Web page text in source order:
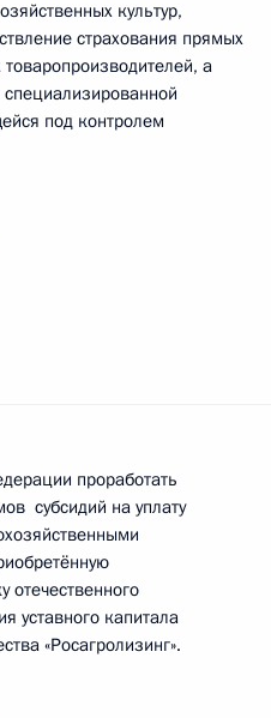
культур,
страхования прямых
а
под контролем
проработать
субсидий на уплату
отечественного
уставного капитала
«Росагролизинг».